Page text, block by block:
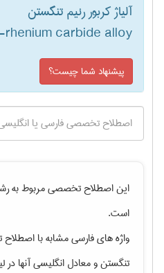
آلیاژ کربور رنیم تنگستن
carbide alloy
پیشنهاد شما چیست؟
این اصطلاح تخصصی مربوط به
است.
واژه های فارسی مشابه با
تنگستنو معادل انگلیسی آنها